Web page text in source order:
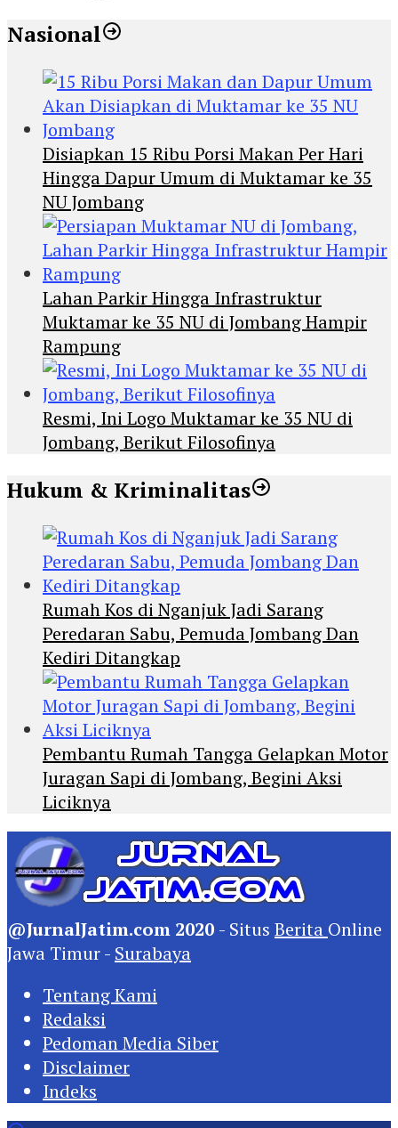
Nasional
Disiapkan 15 Ribu Porsi Makan Per Hari
Hingga Dapur Umum di Muktamar ke 35
NU Jombang
Lahan Parkir Hingga Infrastruktur
Muktamar ke 35 NU di Jombang Hampir
Rampung
Resmi, Ini Logo Muktamar ke 35 NU di
Jombang, Berikut Filosofinya
Hukum & Kriminalitas
Rumah Kos di Nganjuk Jadi Sarang
Peredaran Sabu, Pemuda Jombang Dan
Kediri Ditangkap
Pembantu Rumah Tangga Gelapkan Motor
Juragan Sapi di Jombang, Begini Aksi
Liciknya
@JurnalJatim.com 2020 - Situs Berita Online
Jawa Timur - Surabaya
Tentang Kami
Redaksi
Pedoman Media Siber
Disclaimer
Indeks